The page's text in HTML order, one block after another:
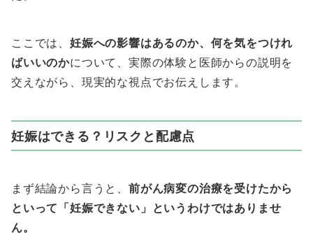
ここでは、 妊娠への影響はあるのか、何を気をつけれ
ばいいのかについて、実際の体験と医師からの説明を
交えながら、現実的な視点でお伝えします。
妊娠はできる？リスクと配慮点
まず結論から言うと、 前がん病変の治療を受けたから
といって「妊娠できない」というわけではありませ
ん。